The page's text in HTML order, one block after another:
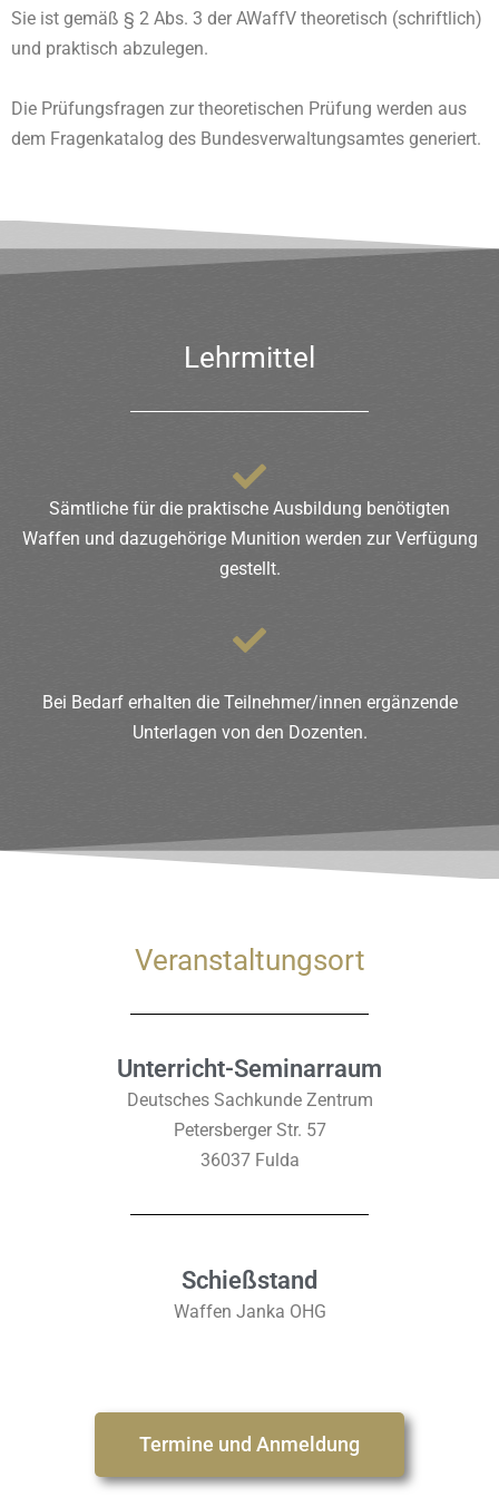
Sie ist gemäß § 2 Abs. 3 der AWaffV theoretisch (schriftlich)
und praktisch abzulegen.
Die Prüfungsfragen zur theoretischen Prüfung werden aus
dem Fragenkatalog des Bundesverwaltungsamtes generiert.
Lehrmittel
Sämtliche für die praktische Ausbildung benötigten
Waffen und dazugehörige Munition werden zur Verfügung
gestellt.
Bei Bedarf erhalten die Teilnehmer/innen ergänzende
Unterlagen von den Dozenten.
Veranstaltungsort
Unterricht-Seminarraum
Deutsches Sachkunde Zentrum
Petersberger Str. 57
36037 Fulda
Schießstand
Waffen Janka OHG
Termine und Anmeldung